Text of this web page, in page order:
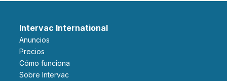
Intervac International
Anuncios
Precios
Cómo funciona
Sobre Intervac